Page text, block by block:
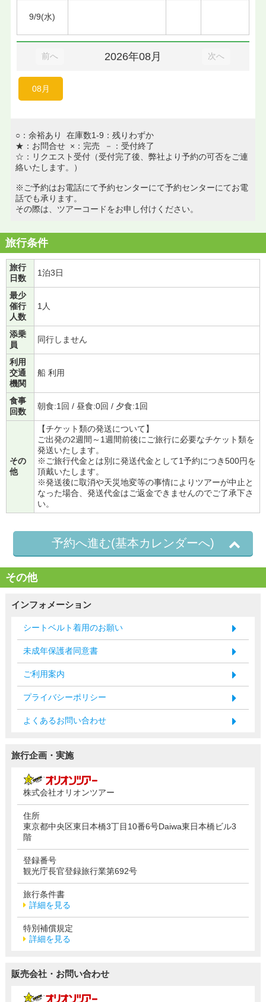
9/9(水)
前へ 2026年08月 次へ
08月
○：余裕あり 在庫数1-9：残りわずか
★：お問合せ ×：完売 －：受付終了
☆：リクエスト受付（受付完了後、弊社より予約の可否をご連
絡いたします。）
※ご予約はお電話にて予約センターにて予約センターにてお電
話でも承ります。
その際は、ツアーコードをお申し付けください。
旅行条件
旅行
日数
1泊3日
最少
催行
人数
1人
添乗
員
同行しません
利用
交通
機関
船 利用
食事
回数
朝食:1回 / 昼食:0回 / 夕食:1回
その
他
【チケット類の発送について】
ご出発の2週間～1週間前後にご旅行に必要なチケット類を
発送いたします。
※ご旅行代金とは別に発送代金として1予約につき500円を
頂戴いたします。
※発送後に取消や天災地変等の事情によりツアーが中止と
なった場合、発送代金はご返金できませんのでご了承下さ
い。
予約へ進む(基本カレンダーへ)
その他
インフォメーション
シートベルト着用のお願い
未成年保護者同意書
ご利用案内
プライバシーポリシー
よくあるお問い合わせ
旅行企画・実施
株式会社オリオンツアー
住所
東京都中央区東日本橋3丁目10番6号Daiwa東日本橋ビル3
階
登録番号
観光庁長官登録旅行業第692号
旅行条件書
詳細を見る
特別補償規定
詳細を見る
販売会社・お問い合わせ